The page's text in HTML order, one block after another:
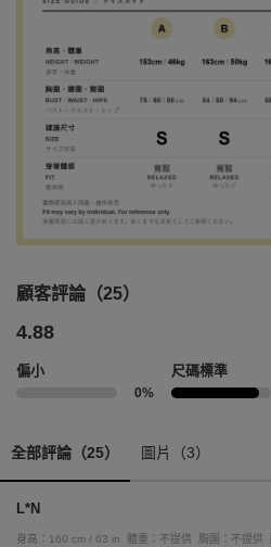
顧客評論（25）
4.88
偏小
0%
尺碼標準
全部評論（25） 圖片（3）
L*N
身高：160 cm / 63 in 體重：不提供 胸圍：不提供